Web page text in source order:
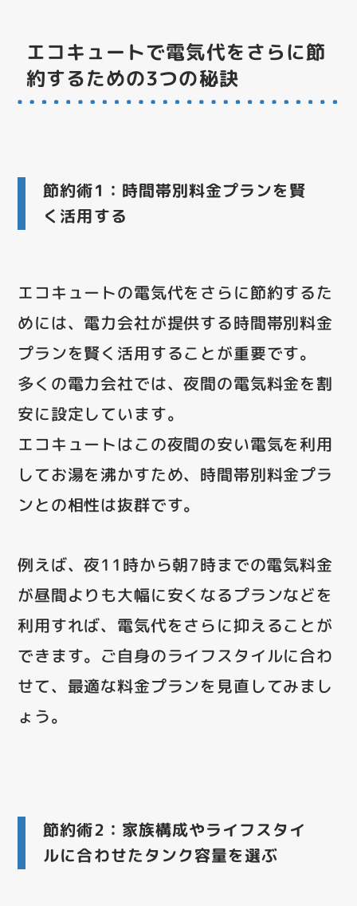
エコキュートで電気代をさらに節
約するための3つの秘訣
節約術1：時間帯別料金プランを賢
く活用する
エコキュートの電気代をさらに節約するた
めには、電力会社が提供する時間帯別料金
プランを賢く活用することが重要です。
多くの電力会社では、夜間の電気料金を割
安に設定しています。
エコキュートはこの夜間の安い電気を利用
してお湯を沸かすため、時間帯別料金プラ
ンとの相性は抜群です。
例えば、夜11時から朝7時までの電気料金
が昼間よりも大幅に安くなるプランなどを
利用すれば、電気代をさらに抑えることが
できます。ご自身のライフスタイルに合わ
せて、最適な料金プランを見直してみまし
ょう。
節約術2：家族構成やライフスタイ
ルに合わせたタンク容量を選ぶ